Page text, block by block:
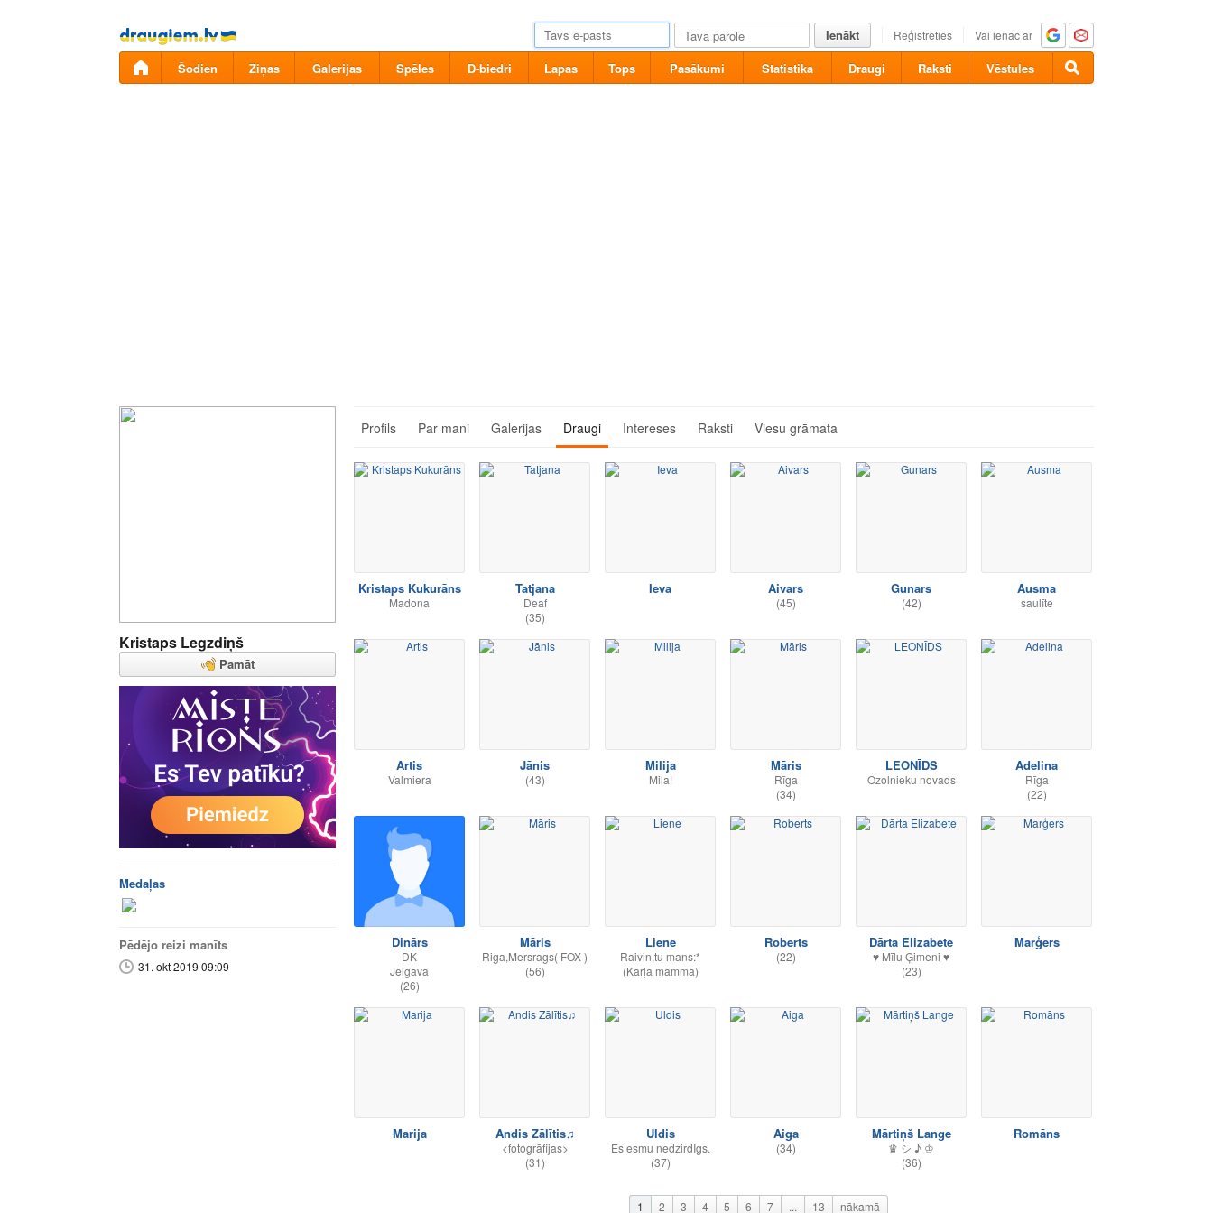
Pāriet
uz
saturu
Ienākt Reģistrēties Vai ienāc ar
Šodien Ziņas Galerijas Spēles D-biedri Lapas Tops Pasākumi Statistika Draugi Raksti Vēstules
Kristaps Legzdiņš
Pamāt
Medaļas
Pēdējo reizi manīts
31. okt 2019 09:09
Profils Par mani Galerijas Draugi Intereses Raksti Viesu grāmata
Kristaps Kukurāns
Madona
Tatjana
Deaf
(35)
Ieva Aivars
(45)
Gunars
(42)
Ausma
saulīte
Artis
Valmiera
Jānis
(43)
Milija
Mila!
Māris
Rīga
(34)
LEONĪDS
Ozolnieku novads
Adelina
Rīga
(22)
Dinārs
DK
Jelgava
(26)
Māris
Riga,Mersrags( FOX )
(56)
Liene
Raivin,tu mans:*
(Kārļa mamma)
Roberts
(22)
Dārta Elizabete
♥ Mīlu Ģimeni ♥
(23)
Marģers
Marija Andis Zālītis♫
<fotogrāfijas>
(31)
Uldis
Es esmu nedzirdIgs.
(37)
Aiga
(34)
Mārtiņš Lange
♛ シ ♪ ♔
(36)
Romāns
1 2 3 4 5 6 7 ... 13 nākamā